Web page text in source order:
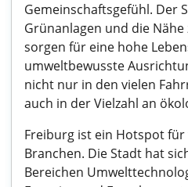
Gemeinschaftsgefühl. Der
Grünanlagen und die
sorgen für eine hohe
umweltbewusste
nicht nur in den vielen
auch in der Vielzahl an
Freiburg ist ein Hotspot
Branchen. Die Stadt hat
Bereichen